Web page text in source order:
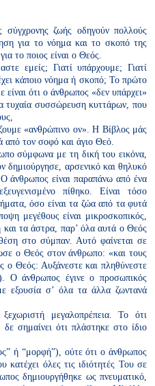
σύγχρονης ζωής οδηγούν πολλούς
για το νόημα και το σκοπό της
το ποιος είναι ο Θεός.
εμείς; Γιατί υπάρχουμε; Γιατί
κάποιο νόημα ή σκοπό; Το πρώτο
ότι ο άνθρωπος «δεν υπάρχει»
τυχαία συσσώρευση κυττάρων, που
«ανθρώπινο ον». Η Βίβλος μάς
από τον σοφό και άγιο Θεό.
σύμφωνα με τη δική του εικόνα,
δημιούργησε, αρσενικό και θηλυκό
άνθρωπος είναι παραπάνω από ένα
πίθηκο. Είναι τόσο
όσο είναι τα ζώα από τα φυτά
μεγέθους είναι μικροσκοπικός,
τα άστρα, παρ’ όλα αυτά ο Θεός
στο σύμπαν. Αυτό φαίνεται σε
ο Θεός στον άνθρωπο: «και τους
ο Θεός: Αυξάνεστε και πληθύνεστε
Ο άνθρωπος έγινε ο προσωπικός
εξουσία σ’ όλα τα άλλα ζωντανά
μεγαλοπρέπεια. Το ότι
σημαίνει ότι πλάστηκε στο ίδιο
ή “μορφή”), ούτε ότι ο άνθρωπος
όλες τις ιδιότητές Του σε
δημιουργήθηκε ως πνευματικό,